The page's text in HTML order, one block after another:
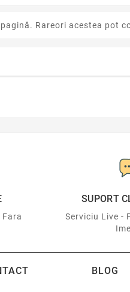
Rareori acestea pot
Fara
SUPORT
Serviciu Live -
BLOG